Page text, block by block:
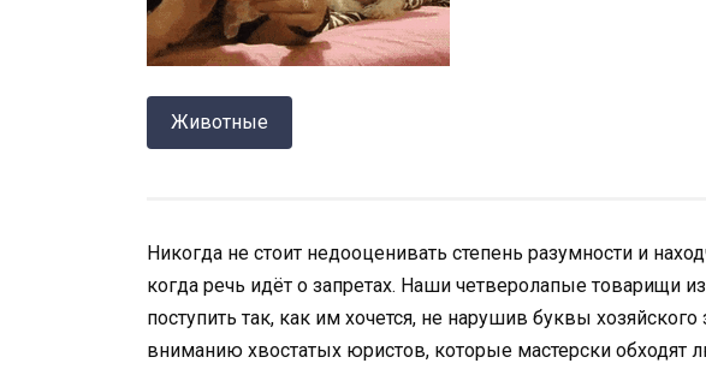
Животные
Никогда не стоит недооценивать степень разумности и
когда речь идёт о запретах. Наши четверолапые товарищи
поступить так, как им хочется, не нарушив буквы
вниманию хвостатых юристов, которые мастерски обходят